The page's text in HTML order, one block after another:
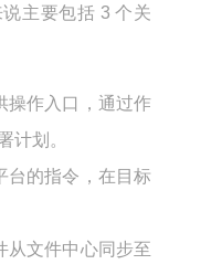
主要包括 3 个关
操作入口，通过作
计划。
台的指令，在目标
从文件中心同步至